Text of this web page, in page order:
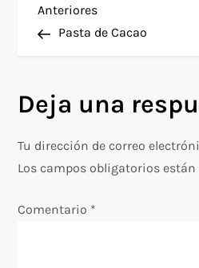
N
v
e
g
a
Entrada
anterior
Anteriores
Pasta de Cacao
Deja una
Tu dirección de correo
Los campos obligatorios
Comentario *